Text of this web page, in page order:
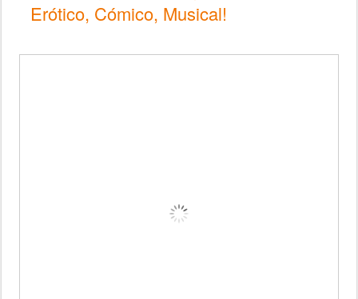
Erótico, Cómico, Musical!